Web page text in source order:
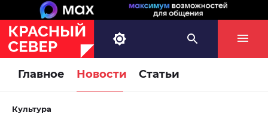
Главное Новости Статьи
Культура